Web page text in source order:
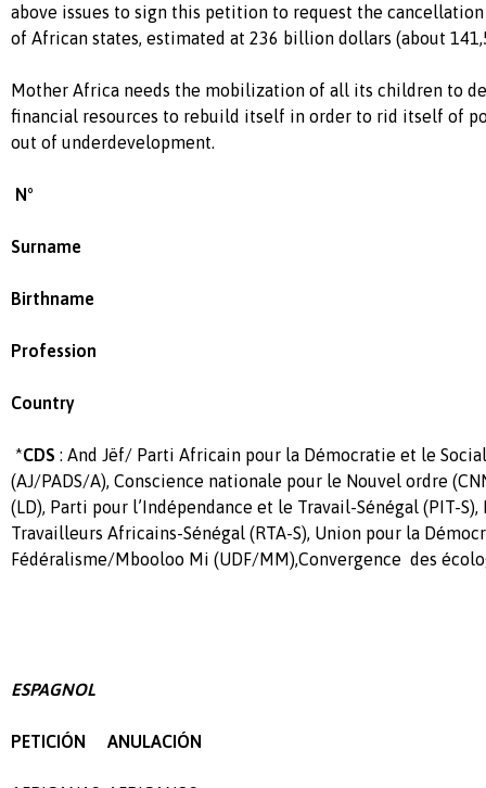
above issues to sign this petition to request the
of African states, estimated at 236 billion dollars (about
Mother Africa needs the mobilization of all its children to
financial resources to rebuild itself in order to rid itself of
out of underdevelopment.
N°
Surname
Birthname
Profession
Country
*CDS : And Jëf/ Parti Africain pour la Démocratie et le
(AJ/PADS/A), Conscience nationale pour le Nouvel ordre
(LD), Parti pour l’Indépendance et le Travail-Sénégal (PIT-
Travailleurs Africains-Sénégal (RTA-S), Union pour la
Fédéralisme/Mbooloo Mi (UDF/MM),Convergence des
ESPAGNOL
PETICIÓN ANULACIÓN